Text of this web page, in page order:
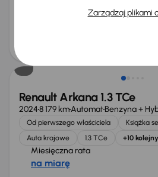
Renault Arkana 1.3 TCe
20248 179 kmAutomatBenzyna +
Od pierwszego właściciela
Książka
Auta krajowe
1.3 TCe +10
Miesięczna rata
na miarę
Zarządzaj plikami